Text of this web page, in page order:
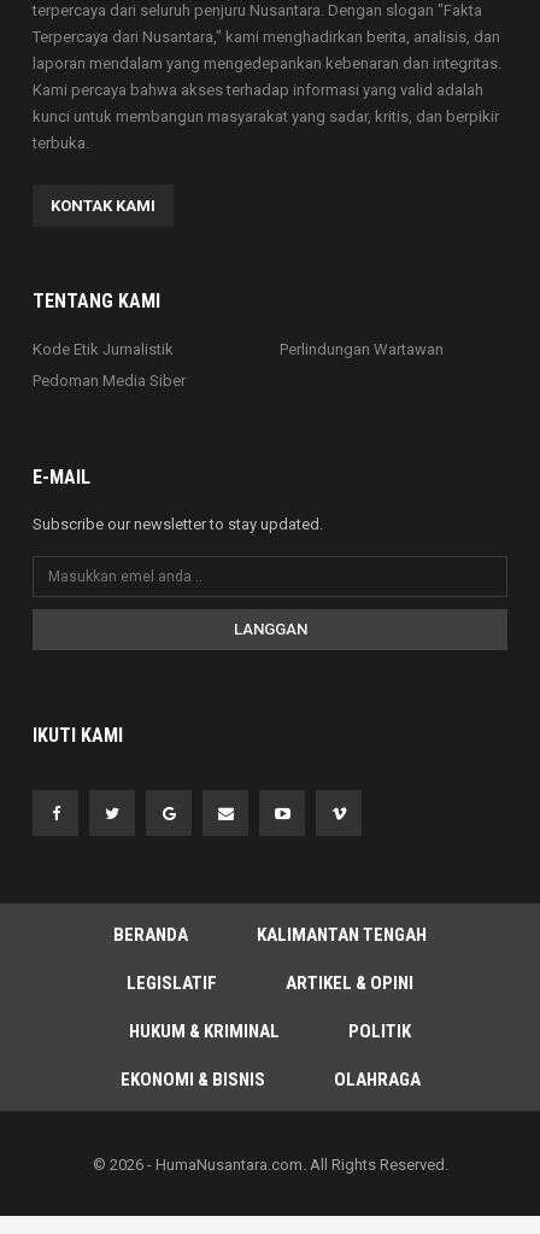
terpercaya dari seluruh penjuru Nusantara. Dengan slogan "Fakta
Terpercaya dari Nusantara," kami menghadirkan berita, analisis, dan
laporan mendalam yang mengedepankan kebenaran dan integritas.
Kami percaya bahwa akses terhadap informasi yang valid adalah
kunci untuk membangun masyarakat yang sadar, kritis, dan berpikir
terbuka.
KONTAK KAMI
TENTANG KAMI
Kode Etik Jurnalistik
Pedoman Media Siber
Perlindungan Wartawan
E-MAIL
Subscribe our newsletter to stay updated.
LANGGAN
IKUTI KAMI
BERANDA KALIMANTAN TENGAH
LEGISLATIF ARTIKEL & OPINI
HUKUM & KRIMINAL POLITIK
EKONOMI & BISNIS OLAHRAGA
© 2026 - HumaNusantara.com. All Rights Reserved.